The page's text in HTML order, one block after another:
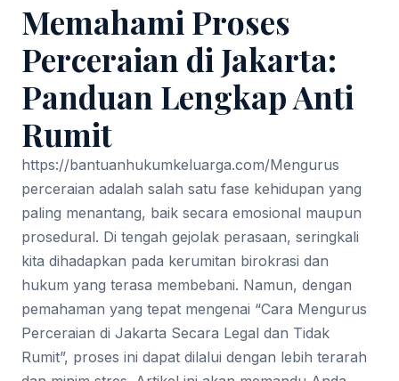
Memahami Proses
Perceraian di Jakarta:
Panduan Lengkap Anti
Rumit
https://bantuanhukumkeluarga.com/Mengurus
perceraian adalah salah satu fase kehidupan yang
paling menantang, baik secara emosional maupun
prosedural. Di tengah gejolak perasaan, seringkali
kita dihadapkan pada kerumitan birokrasi dan
hukum yang terasa membebani. Namun, dengan
pemahaman yang tepat mengenai “Cara Mengurus
Perceraian di Jakarta Secara Legal dan Tidak
Rumit”, proses ini dapat dilalui dengan lebih terarah